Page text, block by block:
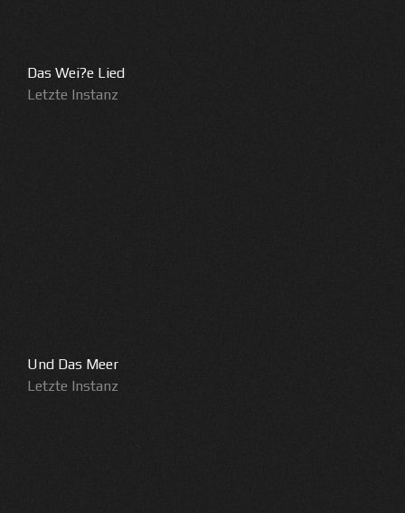
Das Wei?e Lied
Letzte Instanz
Und Das Meer
Letzte Instanz